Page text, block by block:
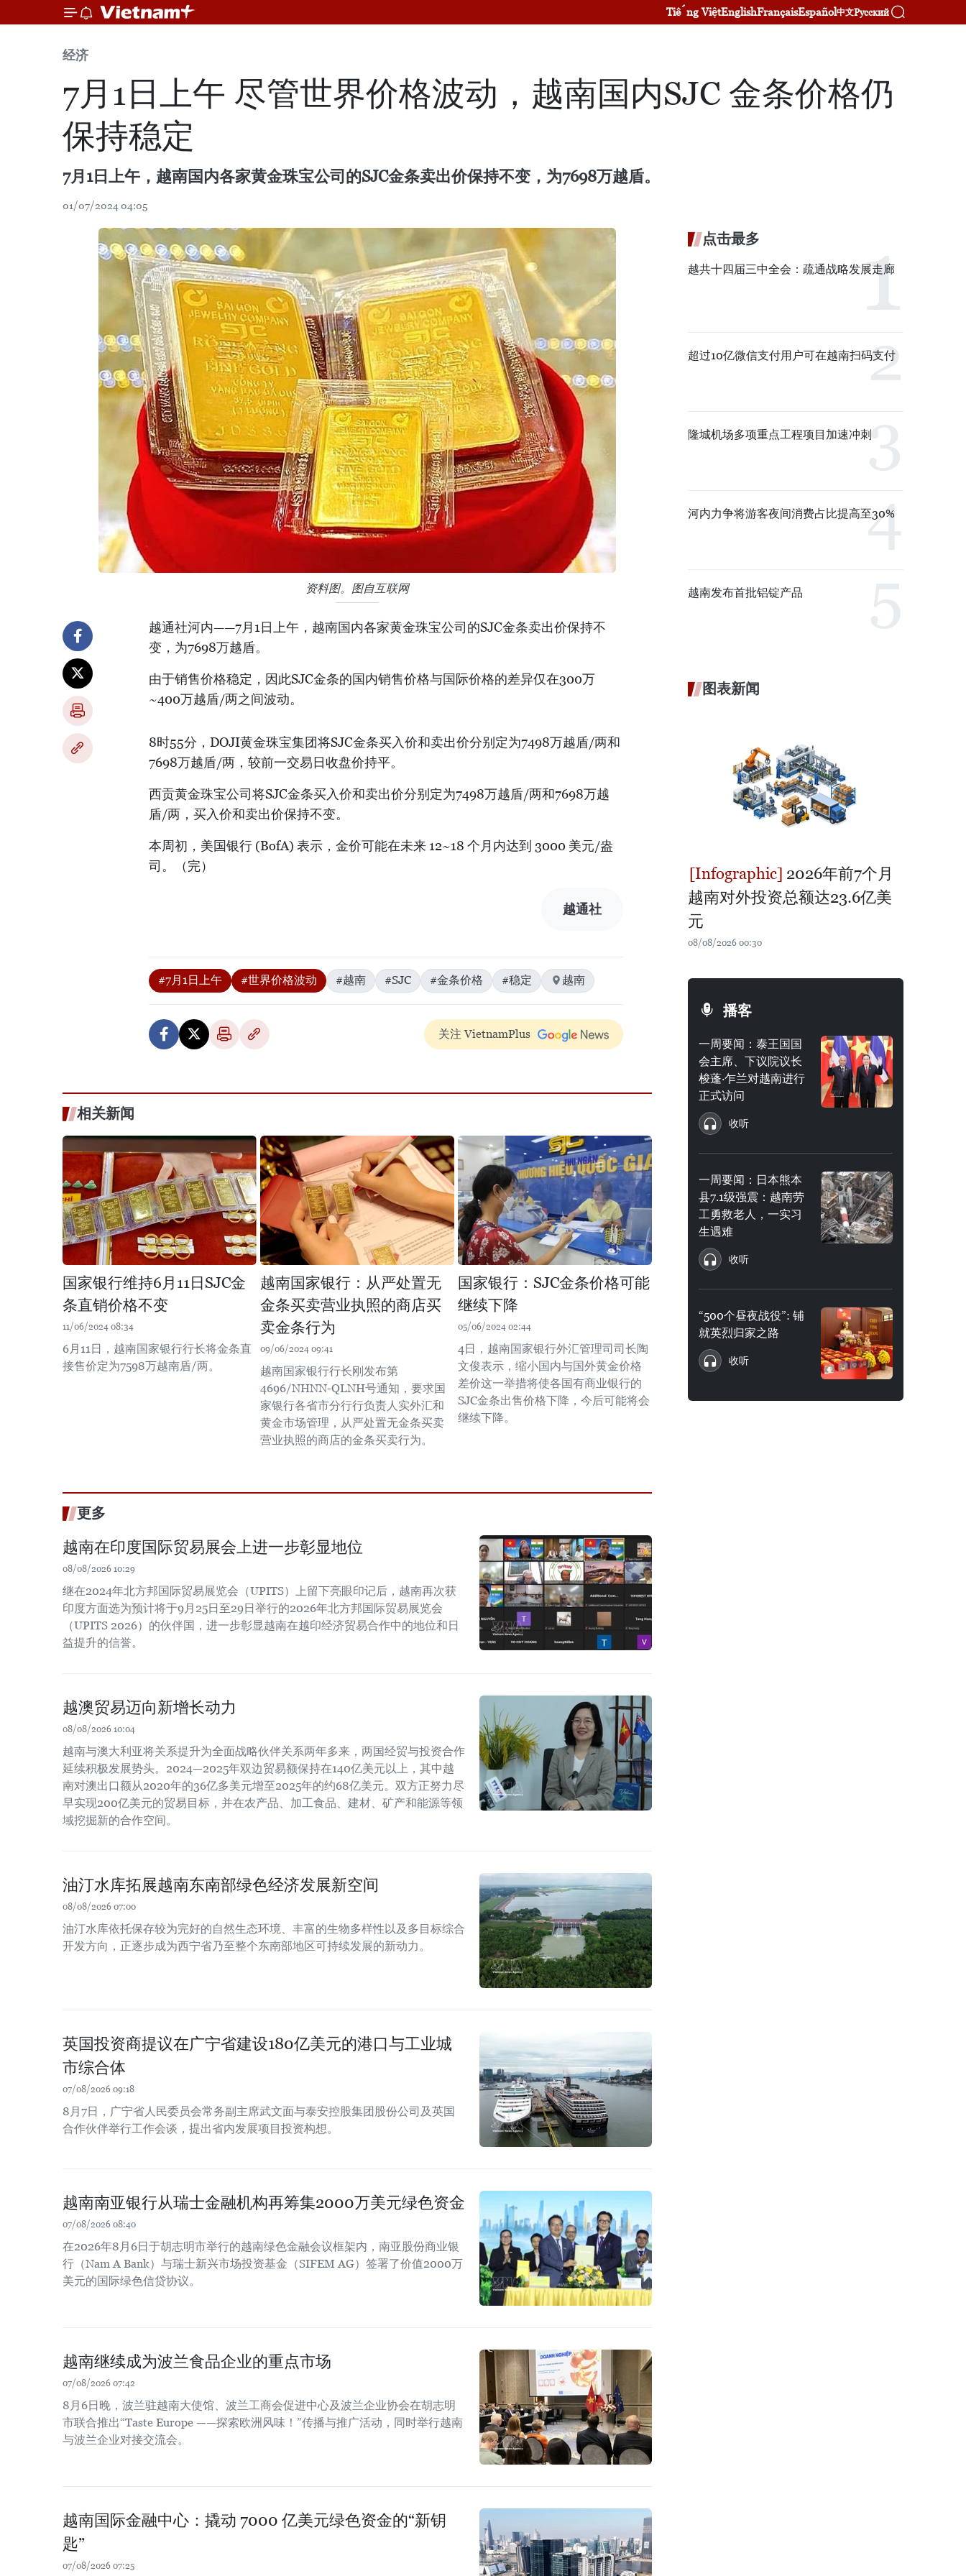
Tiếng ViệtEnglishFrançaisEspañol中文Русский
经济
7月1日上午 尽管世界价格波动，越南国内SJC 金条价格仍
保持稳定
7月1日上午，越南国内各家黄金珠宝公司的SJC金条卖出价保持不变，为7698万越盾。
01/07/2024 04:05
资料图。图自互联网
越通社河内——7月1日上午，越南国内各家黄金珠宝公司的SJC金条卖出价保持不
变，为7698万越盾。
由于销售价格稳定，因此SJC金条的国内销售价格与国际价格的差异仅在300万
~400万越盾/两之间波动。
8时55分，DOJI黄金珠宝集团将SJC金条买入价和卖出价分别定为7498万越盾/两和
7698万越盾/两，较前一交易日收盘价持平。
西贡黄金珠宝公司将SJC金条买入价和卖出价分别定为7498万越盾/两和7698万越
盾/两，买入价和卖出价保持不变。
本周初，美国银行 (BofA) 表示，金价可能在未来 12~18 个月内达到 3000 美元/盎
司。（完）
越通社
#7月1日上午 #世界价格波动 #越南 #SJC #金条价格 #稳定 越南
关注 VietnamPlus
相关新闻
国家银行维持6月11日SJC金
条直销价格不变
11/06/2024 08:34
6月11日，越南国家银行行长将金条直
接售价定为7598万越南盾/两。
越南国家银行：从严处置无
金条买卖营业执照的商店买
卖金条行为
09/06/2024 09:41
越南国家银行行长刚发布第
4696/NHNN-QLNH号通知，要求国
家银行各省市分行行负责人实外汇和
黄金市场管理，从严处置无金条买卖
营业执照的商店的金条买卖行为。
国家银行：SJC金条价格可能
继续下降
05/06/2024 02:44
4日，越南国家银行外汇管理司司长陶
文俊表示，缩小国内与国外黄金价格
差价这一举措将使各国有商业银行的
SJC金条出售价格下降，今后可能将会
继续下降。
更多
越南在印度国际贸易展会上进一步彰显地位
08/08/2026 10:29
继在2024年北方邦国际贸易展览会（UPITS）上留下亮眼印记后，越南再次获
印度方面选为预计将于9月25日至29日举行的2026年北方邦国际贸易展览会
（UPITS 2026）的伙伴国，进一步彰显越南在越印经济贸易合作中的地位和日
益提升的信誉。
越澳贸易迈向新增长动力
08/08/2026 10:04
越南与澳大利亚将关系提升为全面战略伙伴关系两年多来，两国经贸与投资合作
延续积极发展势头。2024—2025年双边贸易额保持在140亿美元以上，其中越
南对澳出口额从2020年的36亿多美元增至2025年的约68亿美元。双方正努力尽
早实现200亿美元的贸易目标，并在农产品、加工食品、建材、矿产和能源等领
域挖掘新的合作空间。
油汀水库拓展越南东南部绿色经济发展新空间
08/08/2026 07:00
油汀水库依托保存较为完好的自然生态环境、丰富的生物多样性以及多目标综合
开发方向，正逐步成为西宁省乃至整个东南部地区可持续发展的新动力。
英国投资商提议在广宁省建设180亿美元的港口与工业城
市综合体
07/08/2026 09:18
8月7日，广宁省人民委员会常务副主席武文面与泰安控股集团股份公司及英国
合作伙伴举行工作会谈，提出省内发展项目投资构想。
越南南亚银行从瑞士金融机构再筹集2000万美元绿色资金
07/08/2026 08:40
在2026年8月6日于胡志明市举行的越南绿色金融会议框架内，南亚股份商业银
行（Nam A Bank）与瑞士新兴市场投资基金（SIFEM AG）签署了价值2000万
美元的国际绿色信贷协议。
越南继续成为波兰食品企业的重点市场
07/08/2026 07:42
8月6日晚，波兰驻越南大使馆、波兰工商会促进中心及波兰企业协会在胡志明
市联合推出“Taste Europe ——探索欧洲风味！”传播与推广活动，同时举行越南
与波兰企业对接交流会。
越南国际金融中心：撬动 7000 亿美元绿色资金的“新钥
匙”
07/08/2026 07:25
点击最多
越共十四届三中全会：疏通战略发展走廊
超过10亿微信支付用户可在越南扫码支付
隆城机场多项重点工程项目加速冲刺
河内力争将游客夜间消费占比提高至30%
越南发布首批铝锭产品
图表新闻
2026年前7个月
越南对外投资总额达23.6亿美
元
08/08/2026 00:30
播客
一周要闻：泰王国国
会主席、下议院议长
梭蓬·乍兰对越南进行
正式访问
收听
一周要闻：日本熊本
县7.1级强震：越南劳
工勇救老人，一实习
生遇难
收听
“500个昼夜战役”: 铺
就英烈归家之路
收听